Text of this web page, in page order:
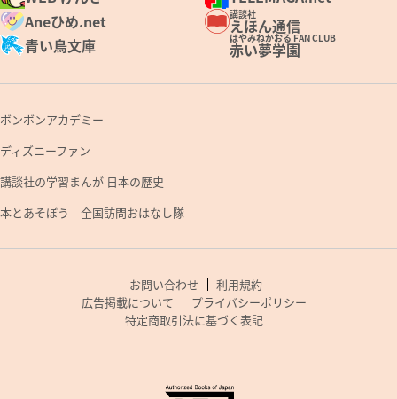
Aneひめ.net
講談社
えほん通信
青い鳥文庫
はやみねかおる FAN CLUB
赤い夢学園
ボンボンアカデミー
ディズニーファン
講談社の学習まんが 日本の歴史
本とあそぼう 全国訪問おはなし隊
お問い合わせ
利用規約
広告掲載について
プライバシーポリシー
特定商取引法に基づく表記